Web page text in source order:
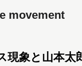
movement
現象と山本太